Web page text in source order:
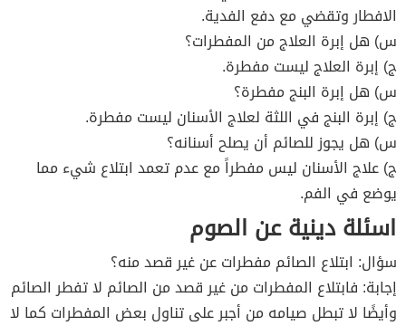
الافطار وتقضي مع دفع الفدية.
س) هل إبرة العلاج من المفطرات؟
ج) إبرة العلاج ليست مفطرة.
س) هل إبرة البنج مفطرة؟
ج) إبرة البنج في اللثة لعلاج الأسنان ليست مفطرة.
س) هل يجوز للصائم أن يصلح أسنانه؟
ج) علاج الأسنان ليس مفطراً مع عدم تعمد ابتلاع شيء مما
يوضع في الفم.
اسئلة دينية عن الصوم
سؤال: ابتلاع الصائم مفطرات عن غير قصد منه؟
إجابة: فابتلاع المفطرات من غير قصد من الصائم لا تفطر الصائم
وأيضًا لا تبطل صيامه من أجبر على تناول بعض المفطرات كما لا